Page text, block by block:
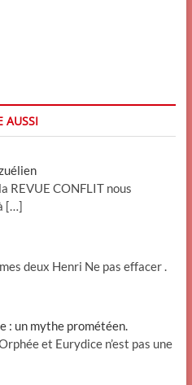
AUSSI
REVUE CONFLIT nous
[…]
deux Henri Ne pas effacer .
: un mythe prométéen.
et Eurydice n’est pas une